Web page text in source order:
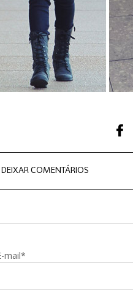
DEIXAR COMENTÁRIOS
mail*